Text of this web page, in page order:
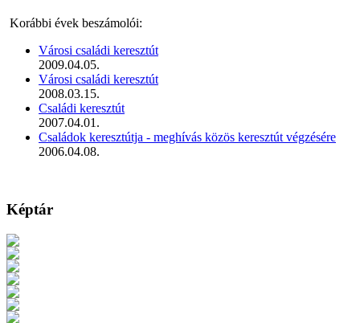
Korábbi évek beszámolói:
Városi családi keresztút
2009.04.05.
Városi családi keresztút
2008.03.15.
Családi keresztút
2007.04.01.
Családok keresztútja - meghívás közös keresztút végzésére
2006.04.08.
Képtár